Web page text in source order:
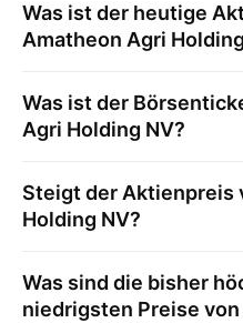
Was ist der heutige
Amatheon Agri
Was ist der
Agri Holding NV?
Steigt der Aktienpreis
Holding NV?
Was sind die bisher
niedrigsten Preise von